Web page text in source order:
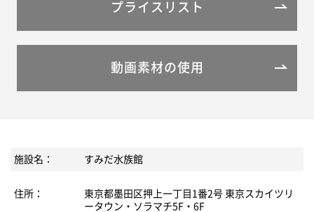
プライスリスト
動画素材の使用
施設名： すみだ水族館
住所：
東京都墨田区押上一丁目1番2号 東京スカイツリ
ータウン・ソラマチ5F・6F